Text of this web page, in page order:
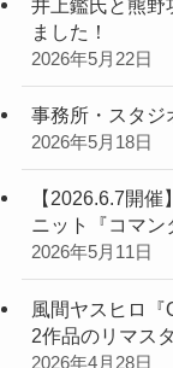
井上鑑氏と熊野
ました！
2026年5月22日
事務所・スタジ
2026年5月18日
【2026.6.7開
ニット『コマン
2026年5月11日
風間ヤスヒロ『
2作品のリマス
2026年4月28日